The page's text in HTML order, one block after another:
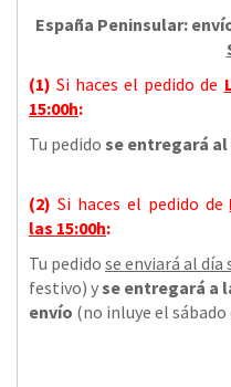
España Peninsular:
(1)Si haces el pedido de
15:00h:
Tu pedido se entregará
(2) Si haces el pedido de
las 15:00h:
Tu pedido se enviará al día
festivo) yse entregará a
envío (no inluye el